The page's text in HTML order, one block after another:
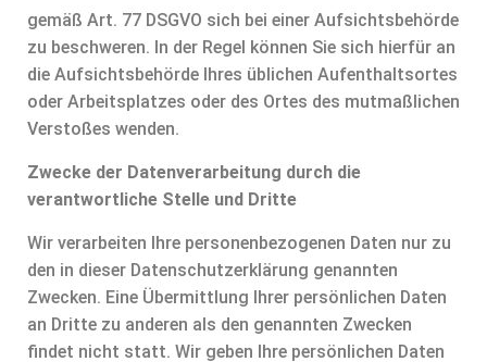
gemäß Art. 77 DSGVO sich bei einer Aufsichtsbehörde
zu beschweren. In der Regel können Sie sich hierfür an
die Aufsichtsbehörde Ihres üblichen Aufenthaltsortes
oder Arbeitsplatzes oder des Ortes des mutmaßlichen
Verstoßes wenden.
Zwecke der Datenverarbeitung durch die
verantwortliche Stelle und Dritte
Wir verarbeiten Ihre personenbezogenen Daten nur zu
den in dieser Datenschutzerklärung genannten
Zwecken. Eine Übermittlung Ihrer persönlichen Daten
an Dritte zu anderen als den genannten Zwecken
findet nicht statt. Wir geben Ihre persönlichen Daten